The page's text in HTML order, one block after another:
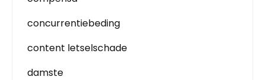
concurrentiebeding
content letselschade
damste